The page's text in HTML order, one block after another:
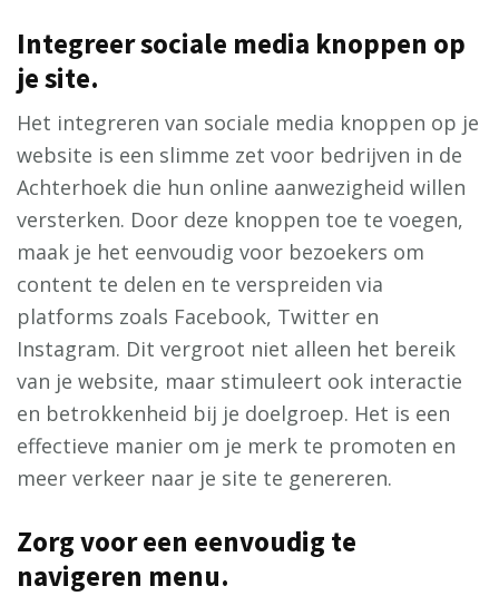
Integreer sociale media knoppen op
je site.
Het integreren van sociale media knoppen op je
website is een slimme zet voor bedrijven in de
Achterhoek die hun online aanwezigheid willen
versterken. Door deze knoppen toe te voegen,
maak je het eenvoudig voor bezoekers om
content te delen en te verspreiden via
platforms zoals Facebook, Twitter en
Instagram. Dit vergroot niet alleen het bereik
van je website, maar stimuleert ook interactie
en betrokkenheid bij je doelgroep. Het is een
effectieve manier om je merk te promoten en
meer verkeer naar je site te genereren.
Zorg voor een eenvoudig te
navigeren menu.